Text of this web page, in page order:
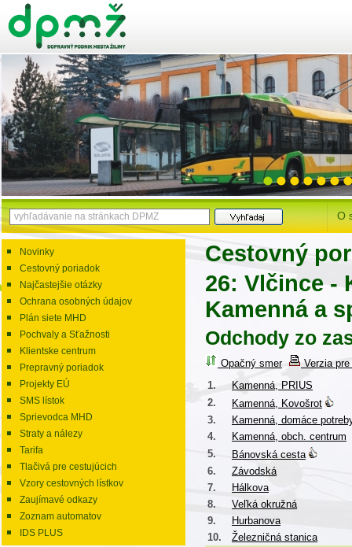
O
Novinky
Cestovný poriadok
Najčastejšie otázky
Ochrana osobných údajov
Plán siete MHD
Pochvaly a Sťažnosti
Klientske centrum
Prepravný poriadok
Projekty EÚ
SMS lístok
Sprievodca MHD
Straty a nálezy
Tarifa
Tlačivá pre cestujúcich
Vzory cestovných lístkov
Zaujímavé odkazy
Zoznam automatov
IDS PLUS
Cestovný
26: Vlčince -
Kamenná a
Odchody zo
Opačný smer
Verzia
1.
Kamenná, PRIUS
2.
Kamenná, Kovošrot
3.
Kamenná, domáce
4.
Kamenná, obch. centrum
5.
Bánovská cesta
6.
Závodská
7.
Hálkova
8.
Veľká okružná
9.
Hurbanova
10.
Železničná stanica